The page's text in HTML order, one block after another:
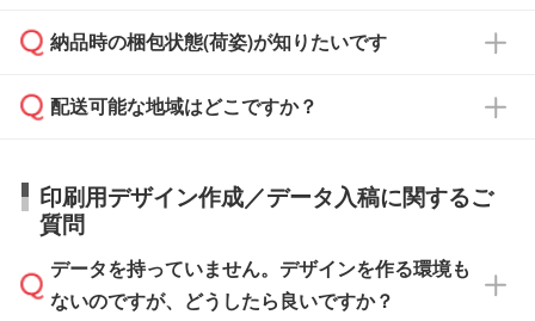
ご希望の際は担当スタッフまでお気軽にご相談
ください。
ご入金確認後、1～2営業日で出荷いたしま
タッフまでお問い合わせください。
ル」に注文予定日をご入力いただくと、おおよ
その締切日や出荷目安をご確認いただけます。
い。
応が可能かご案内いたします。
す。>>対象商品はこちら
※最短出荷日は商品によって異なります。各商
品ページにてご確認ください
ご入金確認後に在庫を確保し、注文確定のご連
はできかねますので予めご了承ください。
納品時の梱包状態(荷姿)が知りたいです
商品によって異なります。各ページにある商品
す。(白箱、化粧箱、ブリスターパックなど)
【袋入り】 商品がひとつずつ袋に入っていま
す。(透明袋、デザイン袋など)
【個包装なし】 個包装がされていない状態で
配送可能な地域はどこですか？
日本全国へお届けが可能です。なお、海外への
直接納品は行っておりませんので予めご了承く
ださい。
印刷用デザイン作成／データ入稿に関するご
質問
データを持っていません。デザインを作る環境も
ないのですが、どうしたら良いですか？